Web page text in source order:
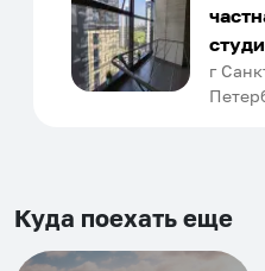
отличном уровне.
апартаментов
человек, всегда
договориться,
приезжать еще...
г
Куда поехать еще